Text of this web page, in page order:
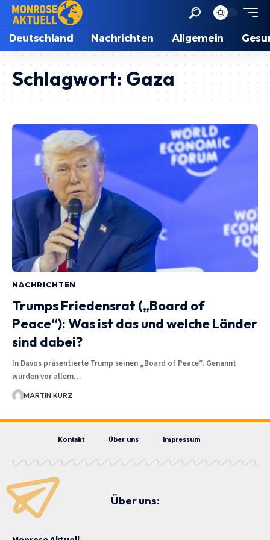
Deutschland Nachrichten Allgemein
Schlagwort:Gaza
NACHRICHTEN
Trumps Friedensrat („Board of
Peace“): Was ist das und welche Länder
sind dabei?
In Davos präsentierte Trump seinen „Board of Peace“. Genannt
wurden vor allem…
MARTIN KURZ
Kontakt Über uns Impressum
Über uns: